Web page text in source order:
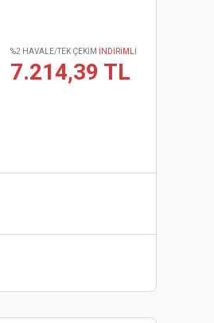
%2 HAVALE/TEK ÇEKİM İNDİRİMLİ
7.214,39 TL